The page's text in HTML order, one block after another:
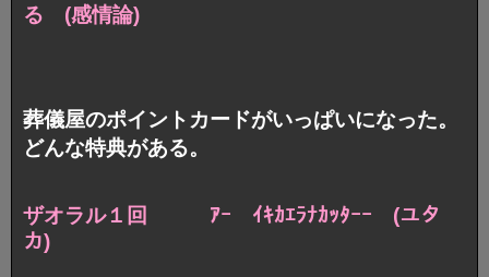
る (感情論)
葬儀屋のポイントカードがいっぱいになった。
どんな特典がある。
ザオラル１回 ｱｰ ｲｷｶｴﾗﾅｶｯﾀｰｰ (ユタ
カ)